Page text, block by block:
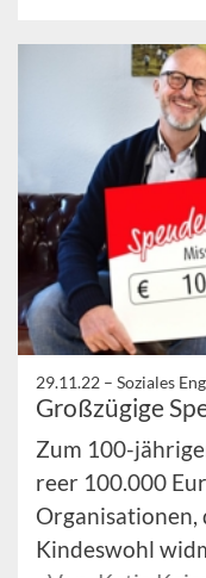
29.11.22 – Soziales
Großzügige
Zum 100-
reer 100.000
Kindeswohl